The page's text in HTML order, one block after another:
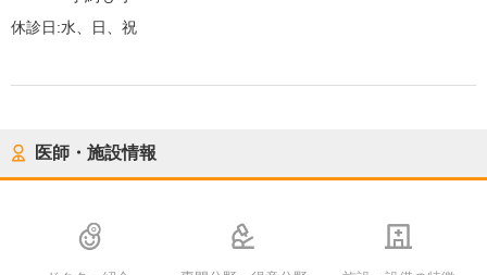
休診日:水、日、祝
医師・施設情報